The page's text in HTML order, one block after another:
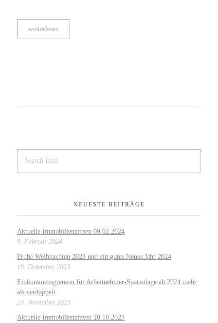
weiterlesen
NEUESTE BEITRÄGE
Aktuelle Immobilienzinsen 09.02.2024
9. Februar 2024
Frohe Weihnachten 2023 und ein gutes Neues Jahr 2024
19. Dezember 2023
Einkommensgrenzen für Arbeitnehmer-Sparzulage ab 2024 mehr
als verdoppelt
20. November 2023
Aktuelle Immobilienzinsen 20.10.2023